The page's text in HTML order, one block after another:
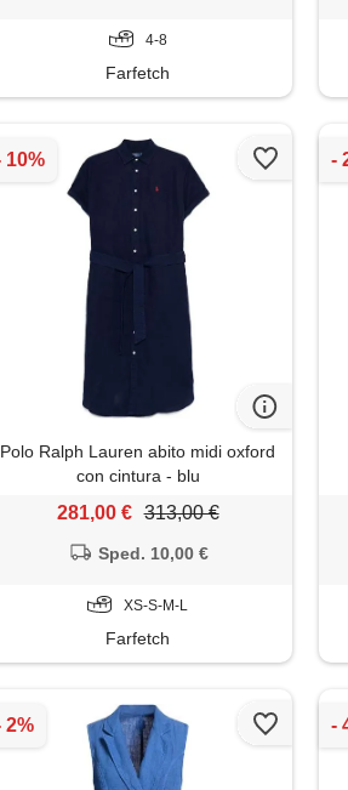
4-8
Farfetch
Polo Ralph Lauren abito midi oxford
con cintura - blu
281,00 € 313,00 €
Sped. 10,00 €
XS-S-M-L
Farfetch